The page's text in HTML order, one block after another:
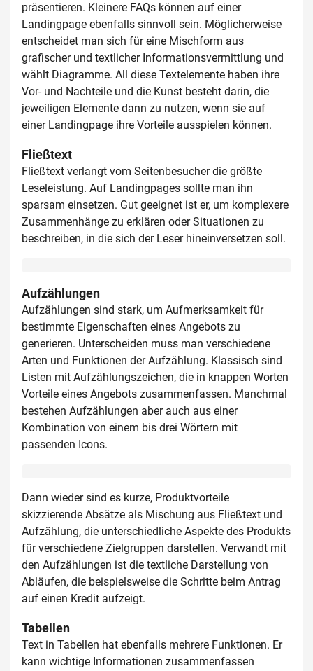
präsentieren. Kleinere FAQs können auf einer
Landingpage ebenfalls sinnvoll sein. Möglicherweise
entscheidet man sich für eine Mischform aus
grafischer und textlicher Informationsvermittlung und
wählt Diagramme. All diese Textelemente haben ihre
Vor- und Nachteile und die Kunst besteht darin, die
jeweiligen Elemente dann zu nutzen, wenn sie auf
einer Landingpage ihre Vorteile ausspielen können.
Fließtext
Fließtext verlangt vom Seitenbesucher die größte
Leseleistung. Auf Landingpages sollte man ihn
sparsam einsetzen. Gut geeignet ist er, um komplexere
Zusammenhänge zu erklären oder Situationen zu
beschreiben, in die sich der Leser hineinversetzen soll.
Aufzählungen
Aufzählungen sind stark, um Aufmerksamkeit für
bestimmte Eigenschaften eines Angebots zu
generieren. Unterscheiden muss man verschiedene
Arten und Funktionen der Aufzählung. Klassisch sind
Listen mit Aufzählungszeichen, die in knappen Worten
Vorteile eines Angebots zusammenfassen. Manchmal
bestehen Aufzählungen aber auch aus einer
Kombination von einem bis drei Wörtern mit
passenden Icons.
Dann wieder sind es kurze, Produktvorteile
skizzierende Absätze als Mischung aus Fließtext und
Aufzählung, die unterschiedliche Aspekte des Produkts
für verschiedene Zielgruppen darstellen. Verwandt mit
den Aufzählungen ist die textliche Darstellung von
Abläufen, die beispielsweise die Schritte beim Antrag
auf einen Kredit aufzeigt.
Tabellen
Text in Tabellen hat ebenfalls mehrere Funktionen. Er
kann wichtige Informationen zusammenfassen